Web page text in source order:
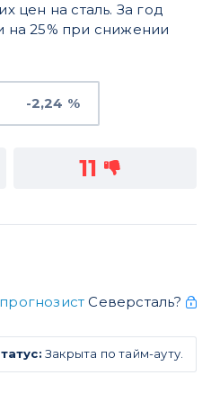
цен на сталь. За год
на 25% при снижении
-2,24 %
11
Северсталь?
Закрыта по тайм-ауту.